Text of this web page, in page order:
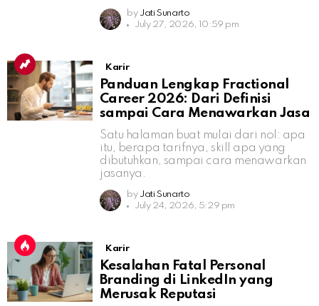
by Jati Sunarto
July 27, 2026, 10:59 pm
Karir
Panduan Lengkap Fractional
Career 2026: Dari Definisi
sampai Cara Menawarkan Jasa
Satu halaman buat mulai dari nol: apa
itu, berapa tarifnya, skill apa yang
dibutuhkan, sampai cara menawarkan
jasanya.
by Jati Sunarto
July 24, 2026, 5:29 pm
Karir
Kesalahan Fatal Personal
Branding di LinkedIn yang
Merusak Reputasi